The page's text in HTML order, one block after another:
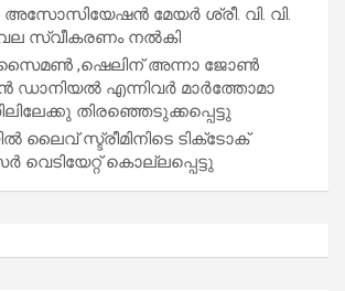
മേയർ ശ്രീ. വി. വി.
സ്വീകരണം നൽകി
സൈമൺ ,ഷെലിന് അന്നാ ജോൺ
ഡാനിയൽ എന്നിവർ മാർത്തോമാ
തിരഞ്ഞെടുക്കപ്പെട്ടു
ലൈവ് സ്ട്രീമിനിടെ ടിക്‌ടോക്
കൊല്ലപ്പെട്ടു